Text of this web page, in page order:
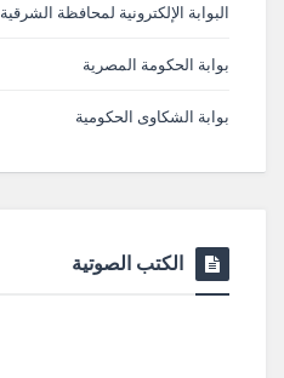
البوابة الإلكترونية لمحافظة الشرقية
بوابة الحكومة المصرية
بوابة الشكاوى الحكومية
الكتب الصوتية